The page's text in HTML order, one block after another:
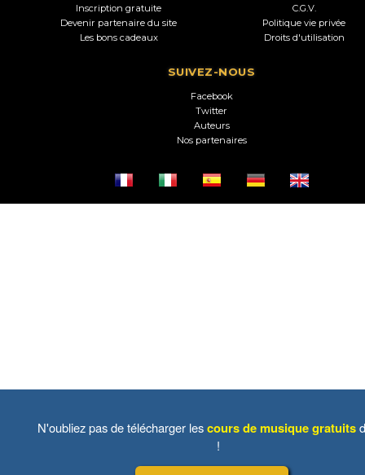
Inscription gratuite
Devenir partenaire du site
Les bons cadeaux
C.G.V.
Politique vie privée
Droits d'utilisation
SUIVEZ-NOUS
Facebook
Twitter
Auteurs
Nos partenaires
N'oubliez pas de télécharger lescours de musique gratuits
!